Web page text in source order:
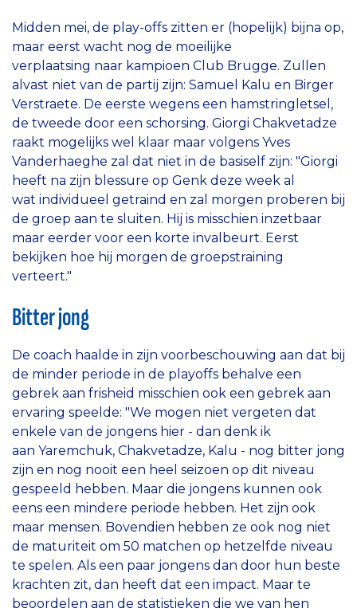
Midden mei, de play-offs zitten er (hopelijk) bijna op,
maar eerst wacht nog de moeilijke
verplaatsing naar kampioen Club Brugge. Zullen
alvast niet van de partij zijn: Samuel Kalu en Birger
Verstraete. De eerste wegens een hamstringletsel,
de tweede door een schorsing. Giorgi Chakvetadze
raakt mogelijks wel klaar maar volgens Yves
Vanderhaeghe zal dat niet in de basiself zijn: "Giorgi
heeft na zijn blessure op Genk deze week al
wat individueel getraind en zal morgen proberen bij
de groep aan te sluiten. Hij is misschien inzetbaar
maar eerder voor een korte invalbeurt. Eerst
bekijken hoe hij morgen de groepstraining
verteert."
Bitter jong
De coach haalde in zijn voorbeschouwing aan dat bij
de minder periode in de playoffs behalve een
gebrek aan frisheid misschien ook een gebrek aan
ervaring speelde: "We mogen niet vergeten dat
enkele van de jongens hier - dan denk ik
aan Yaremchuk, Chakvetadze, Kalu - nog bitter jong
zijn en nog nooit een heel seizoen op dit niveau
gespeeld hebben. Maar die jongens kunnen ook
eens een mindere periode hebben. Het zijn ook
maar mensen. Bovendien hebben ze ook nog niet
de maturiteit om 50 matchen op hetzelfde niveau
te spelen. Als een paar jongens dan door hun beste
krachten zit, dan heeft dat een impact. Maar te
beoordelen aan de statistieken die we van hen